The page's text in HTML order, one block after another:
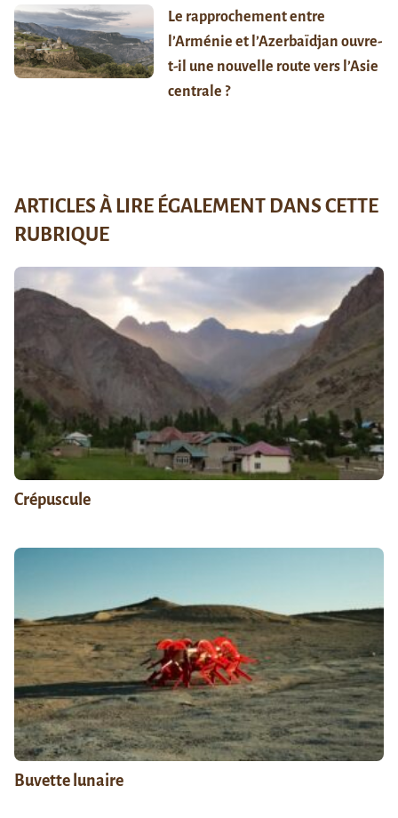
Le rapprochement entre
l’Arménie et l’Azerbaïdjan ouvre-
t-il une nouvelle route vers l’Asie
centrale ?
ARTICLES À LIRE ÉGALEMENT DANS CETTE
RUBRIQUE
Crépuscule
Buvette lunaire